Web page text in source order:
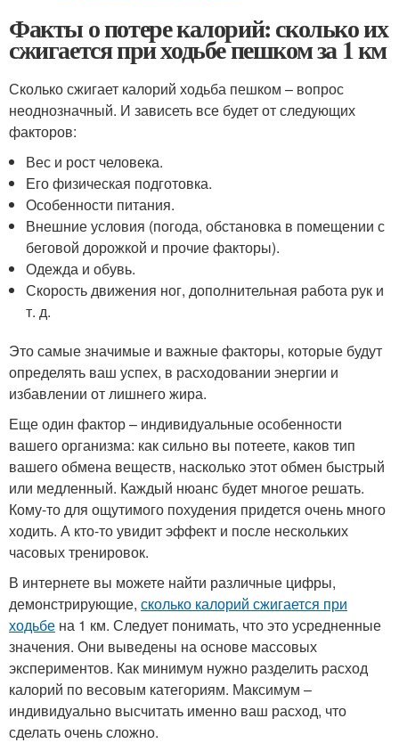
Факты о потере калорий: сколько их
сжигается при ходьбе пешком за 1 км
Сколько сжигает калорий ходьба пешком – вопрос
неоднозначный. И зависеть все будет от следующих
факторов:
Вес и рост человека.
Его физическая подготовка.
Особенности питания.
Внешние условия (погода, обстановка в помещении с
беговой дорожкой и прочие факторы).
Одежда и обувь.
Скорость движения ног, дополнительная работа рук и
т. д.
Это самые значимые и важные факторы, которые будут
определять ваш успех, в расходовании энергии и
избавлении от лишнего жира.
Еще один фактор – индивидуальные особенности
вашего организма: как сильно вы потеете, каков тип
вашего обмена веществ, насколько этот обмен быстрый
или медленный. Каждый нюанс будет многое решать.
Кому-то для ощутимого похудения придется очень много
ходить. А кто-то увидит эффект и после нескольких
часовых тренировок.
В интернете вы можете найти различные цифры,
демонстрирующие, сколько калорий сжигается при
ходьбе на 1 км. Следует понимать, что это усредненные
значения. Они выведены на основе массовых
экспериментов. Как минимум нужно разделить расход
калорий по весовым категориям. Максимум –
индивидуально высчитать именно ваш расход, что
сделать очень сложно.